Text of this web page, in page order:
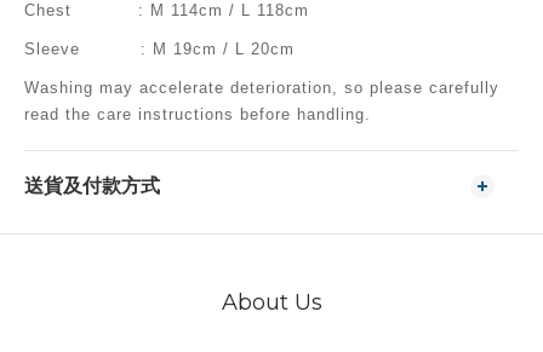
Chest : M 114cm / L 118cm
Sleeve : M 19cm / L 20cm
Washing may accelerate deterioration, so please carefully
read the care instructions before handling.
送貨及付款方式
About Us